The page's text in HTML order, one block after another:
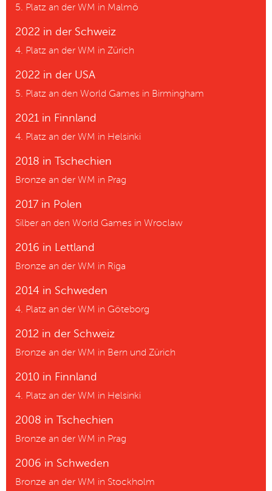
5. Platz an der WM in Malmö
2022 in der Schweiz
4. Platz an der WM in Zürich
2022 in der USA
5. Platz an den World Games in Birmingham
2021 in Finnland
4. Platz an der WM in Helsinki
2018 in Tschechien
Bronze an der WM in Prag
2017 in Polen
Silber an den World Games in Wroclaw
2016 in Lettland
Bronze an der WM in Riga
2014 in Schweden
4. Platz an der WM in Göteborg
2012 in der Schweiz
Bronze an der WM in Bern und Zürich
2010 in Finnland
4. Platz an der WM in Helsinki
2008 in Tschechien
Bronze an der WM in Prag
2006 in Schweden
Bronze an der WM in Stockholm